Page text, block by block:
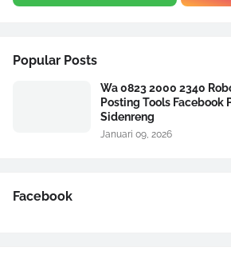
Popular Posts
Wa 0823 2000 2340
Posting Tools Facebook
Sidenreng
Januari 09, 2026
Facebook